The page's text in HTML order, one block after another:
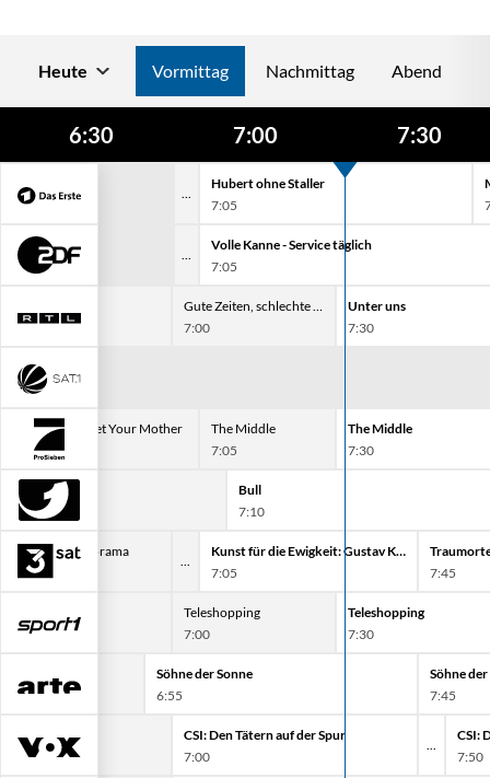
Heute Vormittag Nachmittag Abend
6:30 7:00 7:30
Hubert ohne Staller
7:05
Volle Kanne - Service täglich
7:05
Gute Zeiten, schlechte Zeiten
7:00
Unter uns
7:30
How I Met Your Mother
6:35
The Middle
7:05
The Middle
7:30
Bull
7:10
Alpenpanorama
6:33
Kunst für die Ewigkeit: Gustav Klimt
7:05
7:45
6:30
Teleshopping
7:00
Teleshopping
7:30
Söhne der Sonne
6:55
Söhne
7:45
auf der Spur
CSI: Den Tätern auf der Spur
7:00
CSI:
7:50